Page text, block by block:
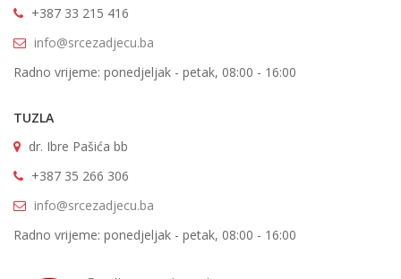
+387 33 215 416
info@srcezadjecu.ba
Radno vrijeme: ponedjeljak - petak, 08:00 - 16:00
TUZLA
dr. Ibre Pašića bb
+387 35 266 306
info@srcezadjecu.ba
Radno vrijeme: ponedjeljak - petak, 08:00 - 16:00